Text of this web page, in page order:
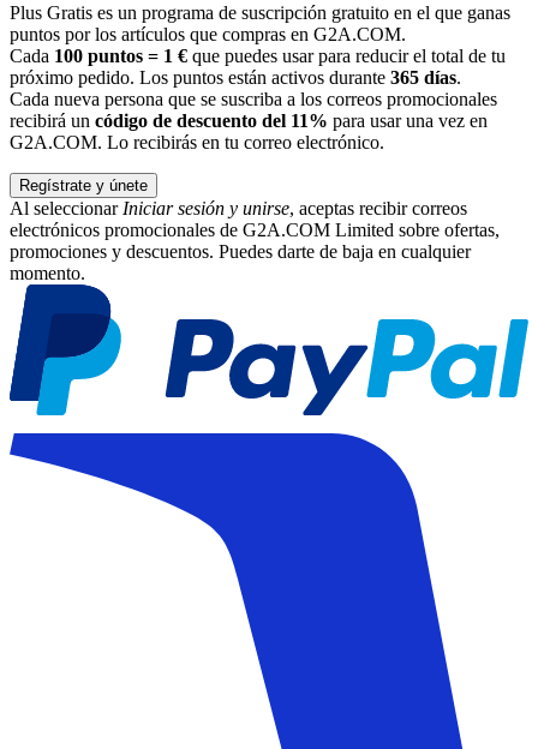
Plus Gratis es un programa de suscripción gratuito en el que ganas
puntos por los artículos que compras en G2A.COM.
Cada 100 puntos = 1 € que puedes usar para reducir el total de tu
próximo pedido. Los puntos están activos durante 365 días.
Cada nueva persona que se suscriba a los correos promocionales
recibirá un código de descuento del 11% para usar una vez en
G2A.COM. Lo recibirás en tu correo electrónico.
Regístrate y únete
Al seleccionar Iniciar sesión y unirse, aceptas recibir correos
electrónicos promocionales de G2A.COM Limited sobre ofertas,
promociones y descuentos. Puedes darte de baja en cualquier
momento.